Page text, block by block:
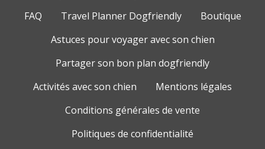
FAQ
Travel Planner Dogfriendly
Boutique
Astuces pour voyager avec son chien
Partager son bon plan dogfriendly
Activités avec son chien
Mentions légales
Conditions générales de vente
Politiques de confidentialité